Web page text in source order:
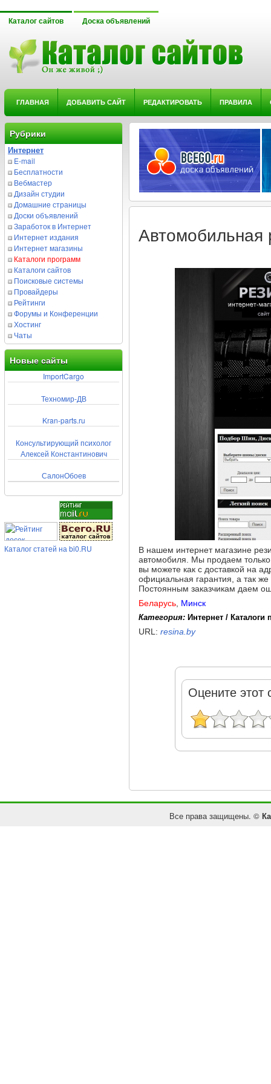
Каталог сайтов Доска объявлений
ГЛАВНАЯ ДОБАВИТЬ САЙТ РЕДАКТИРОВАТЬ ПРАВИЛА
Рубрики
Интернет
E-mail
Бесплатности
Вебмастер
Дизайн студии
Домашние страницы
Доски объявлений
Заработок в Интернет
Интернет издания
Интернет магазины
Каталоги программ
Каталоги сайтов
Поисковые системы
Провайдеры
Рейтинги
Форумы и Конференции
Хостинг
Чаты
Новые сайты
ImportCargo
Техномир-ДВ
Kran-parts.ru
Консультирующий психолог
Алексей Константинович
СалонОбоев
Каталог статей на bi0.RU
Автомобильная
В нашем интернет магазине
автомобиля. Мы продаем
вы можете как с доставкой на
официальная гарантия, а так
Постоянным заказчикам даем
Беларусь Минск
Категория: Интернет / Каталоги
URL: resina.by
Оцените этот
Все права защищены. ©